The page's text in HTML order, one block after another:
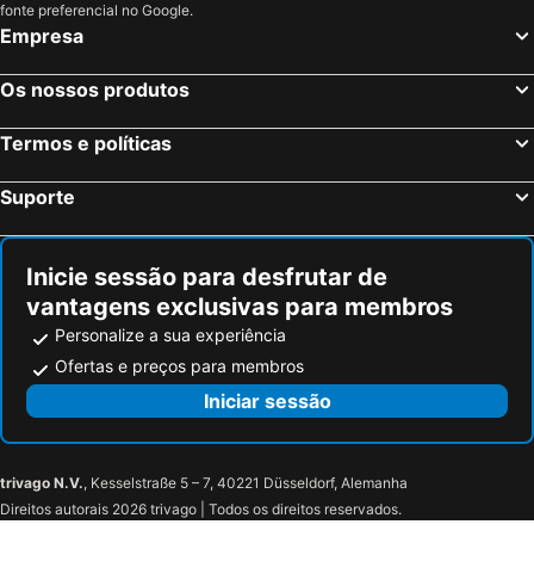
fonte preferencial no Google.
Empresa
Os nossos produtos
Termos e políticas
Suporte
Inicie sessão para desfrutar de
vantagens exclusivas para membros
Personalize a sua experiência
Ofertas e preços para membros
Iniciar sessão
trivago N.V., Kesselstraße 5 – 7, 40221 Düsseldorf, Alemanha
Direitos autorais 2026 trivago | Todos os direitos reservados.